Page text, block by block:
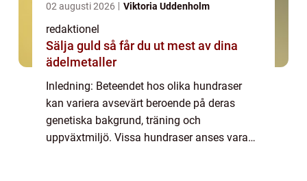
02 augusti 2026 Viktoria Uddenholm
redaktionel
Sälja guld så får du ut mest av dina
ädelmetaller
Inledning: Beteendet hos olika hundraser
kan variera avsevärt beroende på deras
genetiska bakgrund, träning och
uppväxtmiljö. Vissa hundraser anses vara